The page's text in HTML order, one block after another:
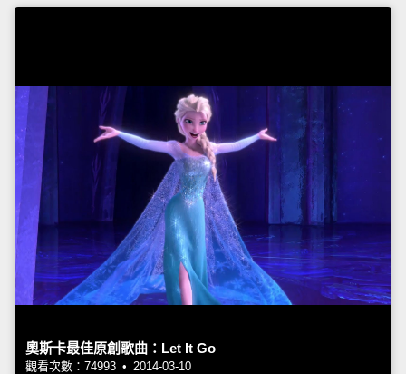
奧斯卡最佳原創歌曲：Let It Go
觀看次數：74993 • 2014-03-10